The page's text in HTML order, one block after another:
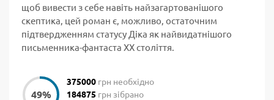
щоб вивести з себе навіть найзагартованішого
скептика, цей роман є, можливо, остаточним
підтвердженням статусу Діка як найвидатнішого
письменника-фантаста ХХ століття.
375000 грн необхідно
184875 грн зібрано